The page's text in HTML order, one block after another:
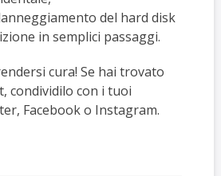
del hard disk
in semplici passaggi.
cura! Se hai trovato
condividilo con i tuoi
Facebook o Instagram.